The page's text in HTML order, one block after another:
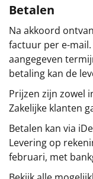
Betalen
Na akkoord
factuur per e-
aangegeven
betaling kan de
Prijzen zijn zowel
Zakelijke klanten
Betalen kan via
Levering op
februari, met